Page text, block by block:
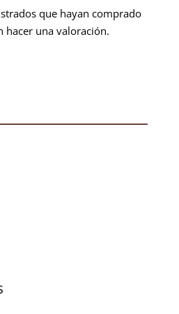
que hayan comprado
hacer una valoración.